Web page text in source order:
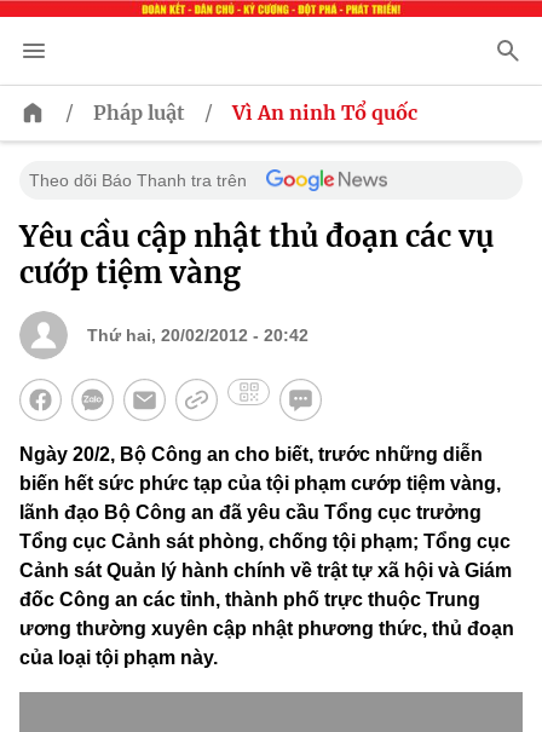
/ Pháp luật / Vì An ninh Tổ quốc
Theo dõi Báo Thanh tra trên
Yêu cầu cập nhật thủ đoạn các vụ
cướp tiệm vàng
Thứ hai, 20/02/2012 - 20:42
Ngày 20/2, Bộ Công an cho biết, trước những diễn
biến hết sức phức tạp của tội phạm cướp tiệm vàng,
lãnh đạo Bộ Công an đã yêu cầu Tổng cục trưởng
Tổng cục Cảnh sát phòng, chống tội phạm; Tổng cục
Cảnh sát Quản lý hành chính về trật tự xã hội và Giám
đốc Công an các tỉnh, thành phố trực thuộc Trung
ương thường xuyên cập nhật phương thức, thủ đoạn
của loại tội phạm này.